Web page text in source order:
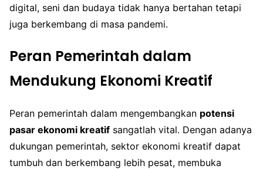
digital, seni dan budaya tidak hanya bertahan tetapi
juga berkembang di masa pandemi.
Peran Pemerintah dalam
Mendukung Ekonomi Kreatif
Peran pemerintah dalam mengembangkan potensi
pasar ekonomi kreatif sangatlah vital. Dengan adanya
dukungan pemerintah, sektor ekonomi kreatif dapat
tumbuh dan berkembang lebih pesat, membuka